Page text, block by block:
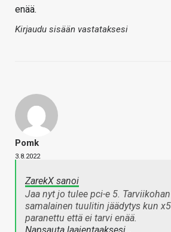
enää.
Kirjaudu sisään vastataksesi
Pomk
3.8.2022
ZarekX sanoi
Jaa nyt jo tulee pci-e 5.
samalainen tuulitin jäädytys kun
paranettu että ei tarvi enää.